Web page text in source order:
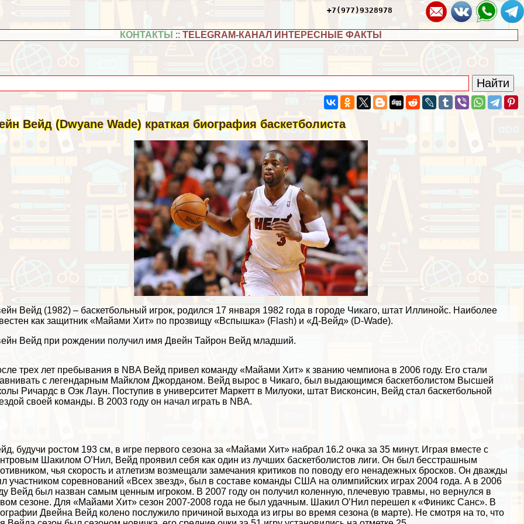
+7(977)9328978
КОНТАКТЫ ::TELEGRAM-КАНАЛ ИНТЕРЕСНЫЕ ФАКТЫ
Вейд (Dwyane Wade) краткая биография баскетболиста
Вейд (1982) – баскетбольный игрок, родился 17 января 1982 года в городе Чикаго, штат Иллинойс. Наиболее
как защитник «Майами Хит» по прозвищу «Вспышка» (Flash) и «Д-Вейд» (D-Wade).
Вейд при рождении получил имя Двейн Тайрон Вейд младший.
трех лет пребывания в NBA Вейд привел комaнду «Майами Хит» к званию чемпиона в 2006 году. Его стали
с легендарным Майклом Джорданом. Вейд вырос в Чикаго, был выдающимся баскетболистом Высшей
Ричардс в Оэк Лаун. Поступив в университет Маркетт в Милуоки, штат Висконсин, Вейд стал баскетбольной
своей комaнды. В 2003 году он начал играть в NBA.
будучи ростом 193 см, в игре первого сезона за «Майами Хит» набрал 16.2 очка за 35 минут. Играя вместе с
Шакилом О’Нил, Вейд проявил себя как один из лучших баскетболистов лиги. Он был бесстрашным
чья скорость и атлетизм возмещали замечания критиков по поводу его ненадежных бросков. Он дважды
участником соревнований «Всех звезд», был в составе комaнды США на олимпийских играх 2004 года. А в 2006
Вейд был назван самым ценным игроком. В 2007 году он получил коленную, плечевую травмы, но вернулся в
сезоне. Для «Майами Хит» сезон 2007-2008 года не был удачным. Шакил О’Нил перешел к «Финикс Санс». В
Двейна Вейд колено послужило причиной выхода из игры во время сезона (в марте). Не смотря на то, что